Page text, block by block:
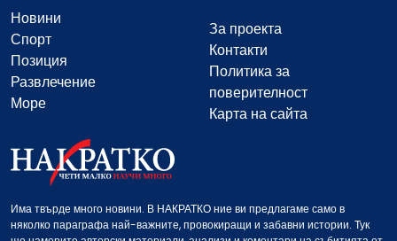
Новини
Спорт
Позиция
Развлечение
Море
За проекта
Контакти
Политика за
поверителност
Карта на сайта
Има твърде много новини. В НАКРАТКО ние ви предлагаме само в
няколко параграфа най-важните, провокиращи и забавни истории. Тук